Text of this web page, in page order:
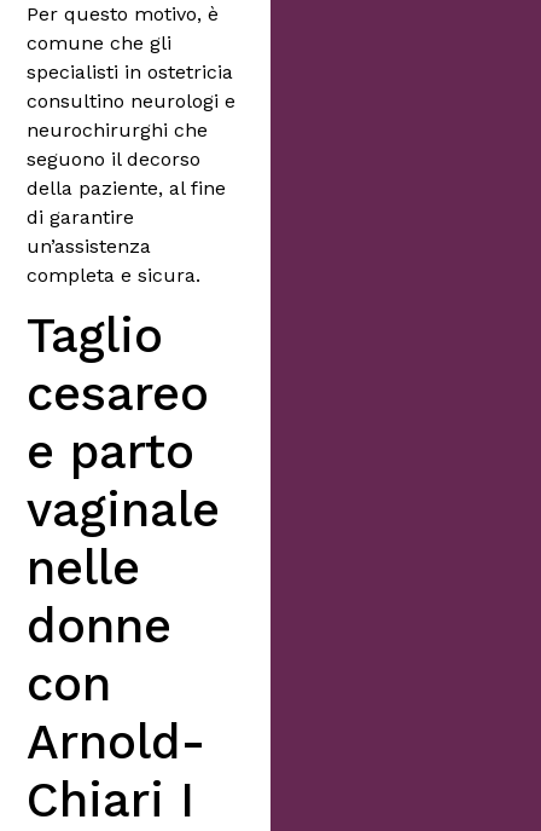
Per questo motivo, è
comune che gli
specialisti in ostetricia
consultino neurologi e
neurochirurghi che
seguono il decorso
della paziente, al fine
di garantire
un’assistenza
completa e sicura.
Taglio
cesareo
e parto
vaginale
nelle
donne
con
Arnold-
Chiari I